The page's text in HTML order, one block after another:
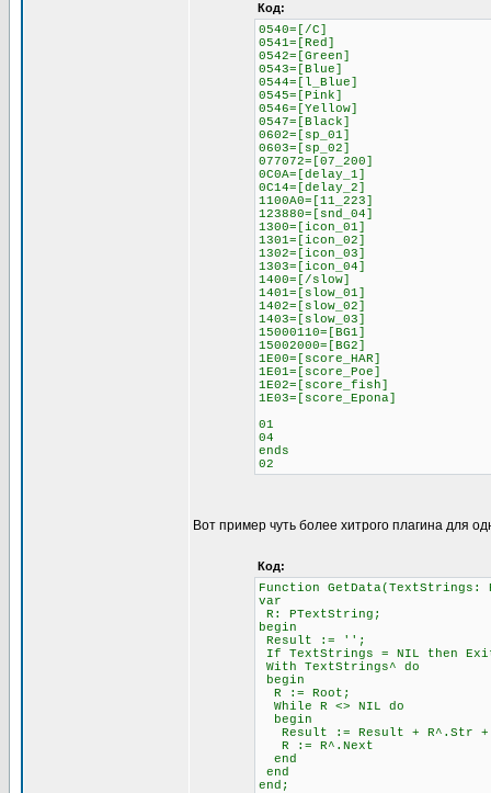
Код:
0540=[/C]
0541=[Red]
0542=[Green]
0543=[Blue]
0544=[l_Blue]
0545=[Pink]
0546=[Yellow]
0547=[Black]
0602=[sp_01]
0603=[sp_02]
077072=[07_200]
0C0A=[delay_1]
0C14=[delay_2]
1100A0=[11_223]
123880=[snd_04]
1300=[icon_01]
1301=[icon_02]
1302=[icon_03]
1303=[icon_04]
1400=[/slow]
1401=[slow_01]
1402=[slow_02]
1403=[slow_03]
15000110=[BG1]
15002000=[BG2]
1E00=[score_HAR]
1E01=[score_Poe]
1E02=[score_fish]
1E03=[score_Epona]
01
04
ends
02
Вот пример чуть более хитрого плагина для
Код:
Function
var
R: PTextString;
begin
Result := '';
If TextStrings = NIL then
With TextStrings^ do
begin
R := Root;
While R <> NIL do
begin
Result := Result + R^.Str +
R := R^.Next
end
end
end;